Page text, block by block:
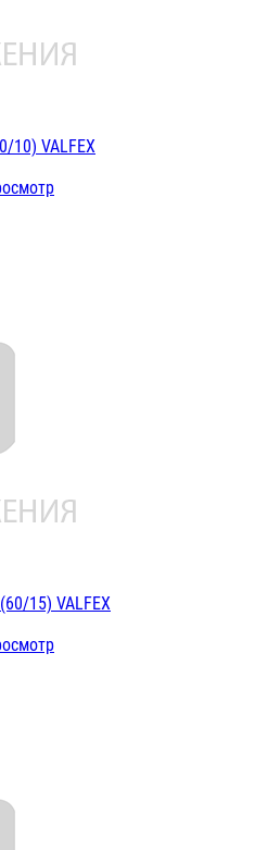
VALFEX
15) VALFEX